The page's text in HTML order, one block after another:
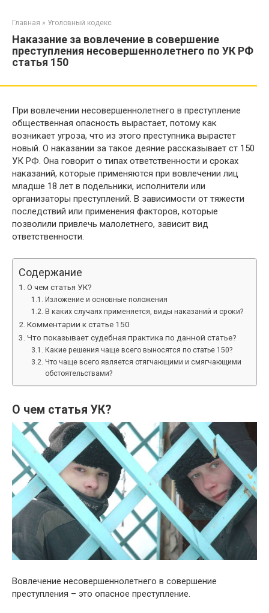
Главная » Уголовный кодекс
Наказание за вовлечение в совершение
преступления несовершеннолетнего по УК РФ
статья 150
При вовлечении несовершеннолетнего в преступление
общественная опасность вырастает, потому как
возникает угроза, что из этого преступника вырастет
новый. О наказании за такое деяние рассказывает ст 150
УК РФ. Она говорит о типах ответственности и сроках
наказаний, которые применяются при вовлечении лиц
младше 18 лет в подельники, исполнители или
организаторы преступлений. В зависимости от тяжести
последствий или применения факторов, которые
позволили привлечь малолетнего, зависит вид
ответственности.
Содержание
О чем статья УК?
Изложение и основные положения
В каких случаях применяется, виды наказаний и сроки?
Комментарии к статье 150
Что показывает судебная практика по данной статье?
Какие решения чаще всего выносятся по статье 150?
Что чаще всего является отягчающими и смягчающими
обстоятельствами?
О чем статья УК?
Вовлечение несовершеннолетнего в совершение
преступления – это опасное преступление.